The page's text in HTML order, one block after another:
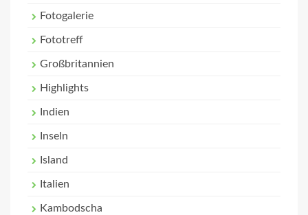
Fotogalerie
Fototreff
Großbritannien
Highlights
Indien
Inseln
Island
Italien
Kambodscha